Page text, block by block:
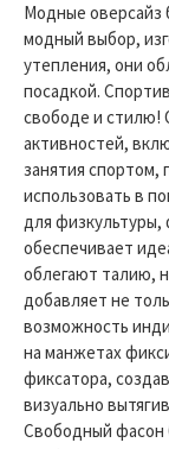
Модные оверсайз
модный выбор,
утепления, они
посадкой.
свободе и стилю!
активностей,
занятия спортом,
использовать в
для физкультуры,
обеспечивает
облегают талию,
добавляет не
возможность
на манжетах
фиксатора,
визуально
Свободный фасон